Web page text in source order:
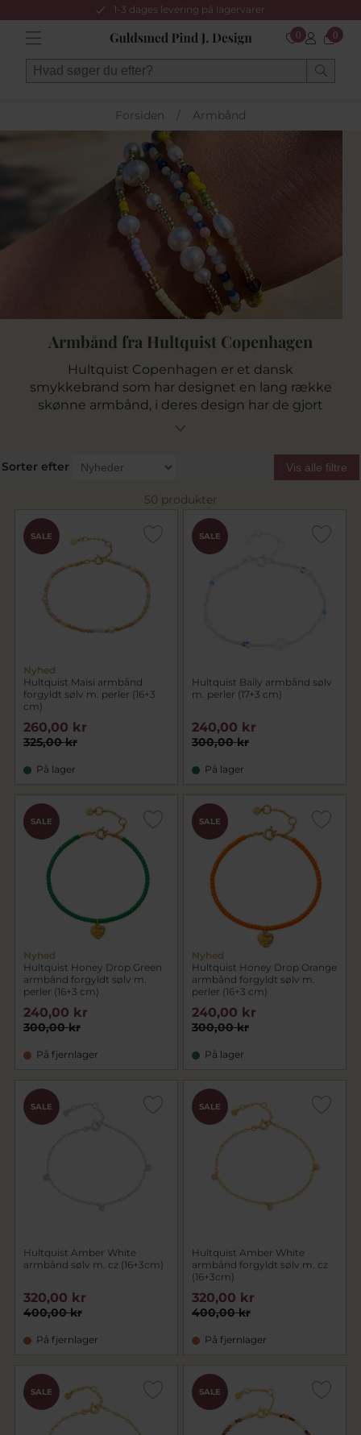
1-3 dages levering på lagervarer
0 0
Forsiden / Armbånd
Armbånd fra Hultquist Copenhagen
Hultquist Copenhagen er et dansk
smykkebrand som har designet en lang række
skønne armbånd, i deres design har de gjort
brug af materialer som 925 sterlingsølv og i 18
vores sortiment af de smukke Hultquist
armbånd, som både har perler i alle regnbuens
farver, funklende zirkoniasten, skønne
Pind J. Design er vi glade for at kunne vise jer
vores sortiment af de skønne armbånd fra
Hultquist her på siden.
Sorter efter Vis alle filtre
50 produkter
SALE
Nyhed
Hultquist Maisi armbånd
forgyldt sølv m. perler (16+3
cm)
325,00 kr
260,00 kr
På lager
SALE
Hultquist Baily armbånd sølv
m. perler (17+3 cm)
300,00 kr
240,00 kr
På lager
SALE
Nyhed
Hultquist Honey Drop Green
armbånd forgyldt sølv m.
perler (16+3 cm)
300,00 kr
240,00 kr
På fjernlager
SALE
Nyhed
Hultquist Honey Drop Orange
armbånd forgyldt sølv m.
perler (16+3 cm)
300,00 kr
240,00 kr
På lager
SALE
Hultquist Amber White
armbånd sølv m. cz (16+3cm)
400,00 kr
320,00 kr
På fjernlager
SALE
Hultquist Amber White
armbånd forgyldt sølv m. cz
(16+3cm)
400,00 kr
320,00 kr
På fjernlager
SALE SALE